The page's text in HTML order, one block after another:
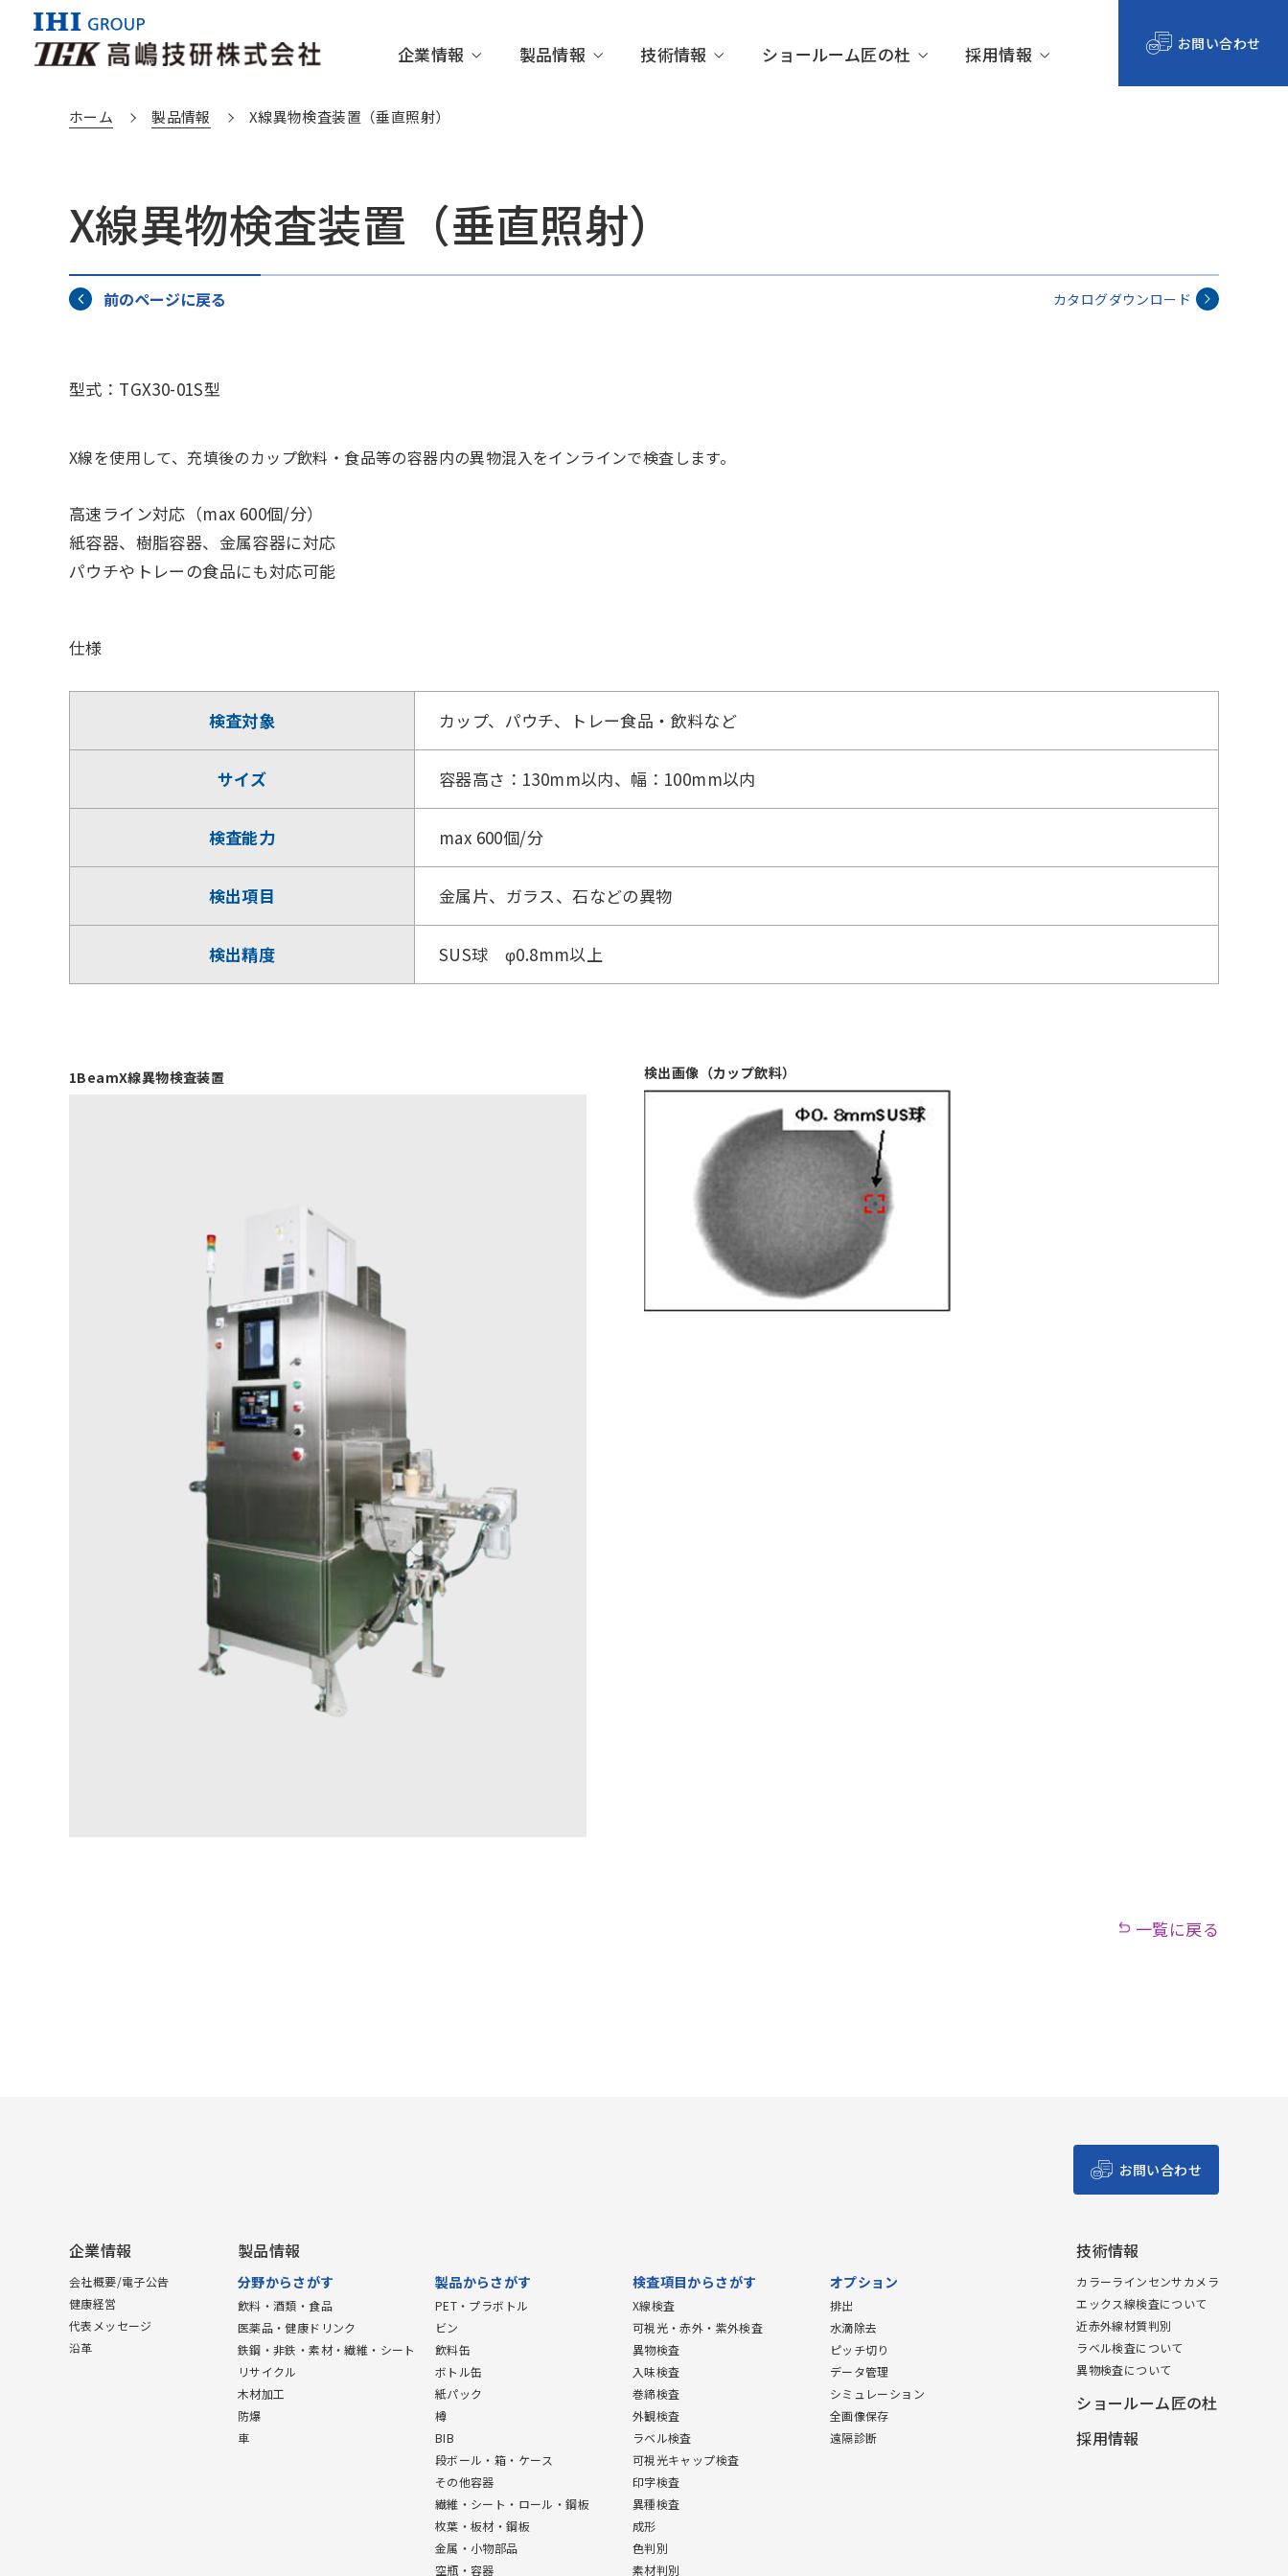
お問い合わせ
企業情報
企業情報TOP
会社概要/電子公告 健康経営
製品情報
製品情報TOP
分野からさがす 製品からさがす
技術情報 ショールーム匠の杜 採用情報
ホーム 製品情報 X線異物検査装置（垂直照射）
X線異物検査装置（垂直照射）
前のページに戻る カタログダウンロード
型式：TGX30-01S型
X線を使用して、充填後のカップ飲料・食品等の容器内の異物混入をインラインで検査します。
高速ライン対応（max 600個/分）
紙容器、樹脂容器、金属容器に対応
パウチやトレーの食品にも対応可能
仕様
検査対象 カップ、パウチ、トレー食品・飲料など
サイズ 容器高さ：130mm以内、幅：100mm以内
検査能力 max 600個/分
検出項目 金属片、ガラス、石などの異物
検出精度 SUS球 φ0.8mm以上
1BeamX線異物検査装置 検出画像（カップ飲料）
一覧に戻る
お問い合わせ
企業情報
会社概要/電子公告
健康経営
代表メッセージ
沿革
製品情報
分野からさがす
飲料・酒類・食品
医薬品・健康ドリンク
鉄鋼・非鉄・素材・繊維・シート
リサイクル
木材加工
防爆
車
製品からさがす
PET・プラボトル
ビン
飲料缶
ボトル缶
紙パック
樽
BIB
段ボール・箱・ケース
その他容器
繊維・シート・ロール・鋼板
枚葉・板材・鋼板
金属・小物部品
空瓶・容器
検査項目からさがす
X線検査
可視光・赤外・紫外検査
異物検査
入味検査
巻締検査
外観検査
ラベル検査
可視光キャップ検査
印字検査
異種検査
成形
色判別
素材判別
オプション
排出
水滴除去
ピッチ切り
データ管理
シミュレーション
全画像保存
遠隔診断
技術情報
カラーラインセンサカメラ
エックス線検査について
近赤外線材質判別
ラベル検査について
異物検査について
ショールーム匠の杜
採用情報